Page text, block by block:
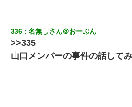
336 名無しさん＠おーぷん
>>335
山口メンバーの事件の話して